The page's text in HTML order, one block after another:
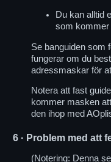
Du kan alltid
som kommer
Se banguiden som
fungerar om du
adressmaskar för
Notera att fast
kommer masken
den ihop med
6 · Problem med att
(Notering: Denna